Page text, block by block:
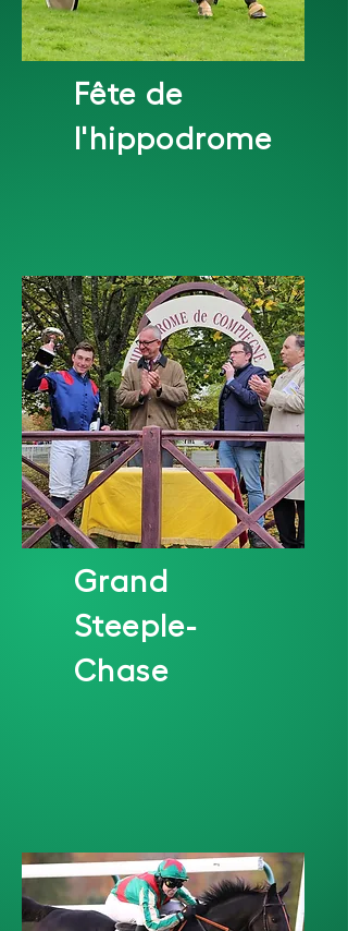
Fête de
l'hippodrome
Grand
Steeple-
Chase